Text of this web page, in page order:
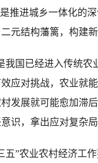
进城乡一体化的深
元结构藩篱，构建新
国已经进入传统农
应对挑战，农业就
发展就可能愈加滞
识，拿出应对复杂
”农业农村经济工作